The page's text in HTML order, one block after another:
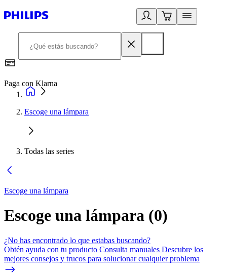
Paga con Klarna
Escoge una lámpara
Todas las series
Escoge una lámpara
Escoge una lámpara (0)
¿No has encontrado lo que estabas buscando?
Obtén ayuda con tu producto Consulta manuales Descubre los
mejores consejos y trucos para solucionar cualquier problema